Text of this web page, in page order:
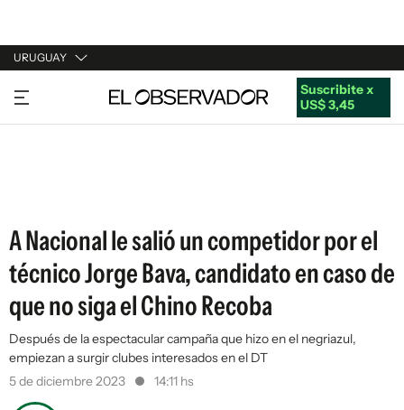
URUGUAY
URUGUAY
ARGENTINA
Suscribite x
US$ 3,45
A Nacional le salió un competidor por el
técnico Jorge Bava, candidato en caso de
que no siga el Chino Recoba
Después de la espectacular campaña que hizo en el negriazul,
empiezan a surgir clubes interesados en el DT
5 de diciembre 2023
14:11 hs